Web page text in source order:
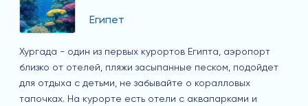
Египет
Хургада - один из первых курортов Египта, аэропорт
близко от отелей, пляжи засыпанные песком, подойдет
для отдыха с детьми, не забывайте о коралловых
тапочках. На курорте есть отели с аквапарками и